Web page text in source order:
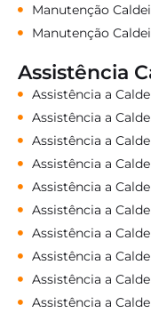
Manutenção
Manutenção
Assistência
Assistência a
Assistência a
Assistência a
Assistência a
Assistência a
Assistência a
Assistência a
Assistência a
Assistência a
Assistência a